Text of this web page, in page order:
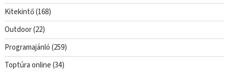
Kitekintő(168)
Outdoor(22)
Programajánló(259)
Toptúra online(34)